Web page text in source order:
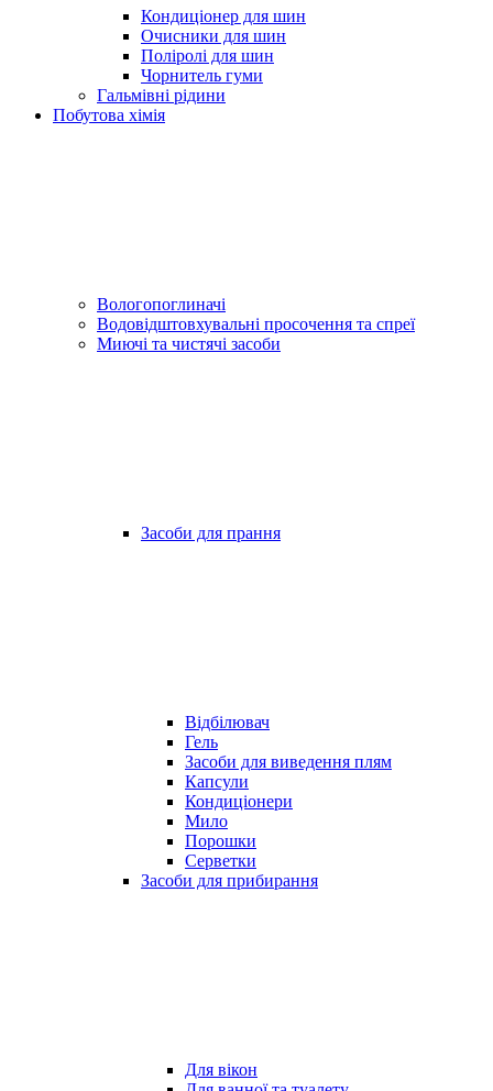
Кондиціонер для шин
Очисники для шин
Поліролі для шин
Чорнитель гуми
Гальмівні рідини
Побутова хімія
Вологопоглиначі
Водовідштовхувальні просочення та спреї
Миючі та чистячі засоби
Засоби для прання
Відбілювач
Гель
Засоби для виведення плям
Капсули
Кондиціонери
Мило
Порошки
Серветки
Засоби для прибирання
Для вікон